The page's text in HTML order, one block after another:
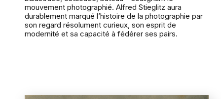
mouvement photographié. Alfred Stieglitz aura
durablement marqué l’histoire de la photographie par
son regard résolument curieux, son esprit de
modernité et sa capacité à fédérer ses pairs.